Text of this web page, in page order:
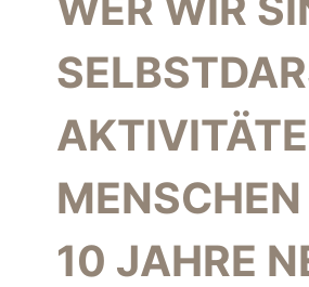
10 JAHRE